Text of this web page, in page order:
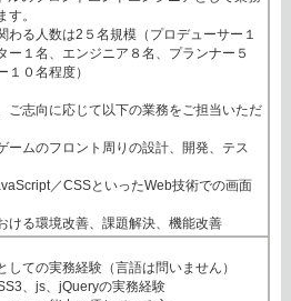
す。
わる人数は2５名規模（プロデューサー１
ー１名、エンジニア８名、プランナー５
１０名程度）
ご志向に応じて以下の業務をご担当いただ
ームのフロント周りの設計、開発、テス
／CSSといったWeb技術での画面
ける環境改善、課題解決、機能改善
しての実務経験（言語は問いません）
、js、jQueryの実務経験